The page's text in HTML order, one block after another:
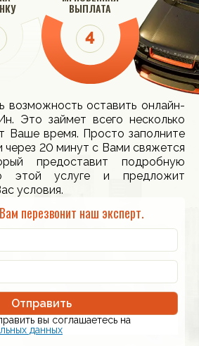
ВЫПЛАТА
возможность оставить онлайн-
Это займет всего несколько
Ваше время. Просто заполните
20 минут с Вами свяжется
предоставит подробную
этой услуге и предложит
условия.
перезвонит наш эксперт.
Отправить
вы соглашаетесь на
данных